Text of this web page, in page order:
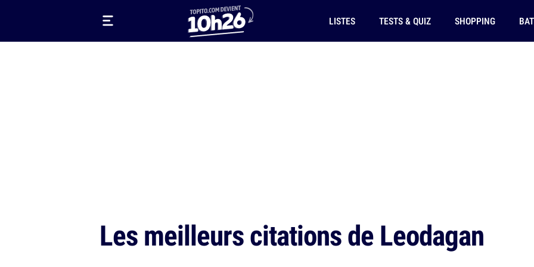
LISTES TESTS & QUIZ SHOPPING
Les meilleurs citations de Leodagan